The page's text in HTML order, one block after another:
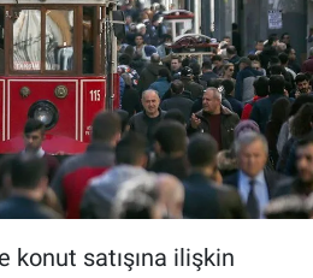
konut satışına ilişkin